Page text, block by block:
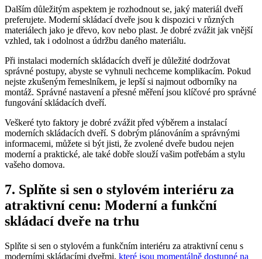
Dalším důležitým aspektem je rozhodnout se, jaký materiál dveří
preferujete. Moderní skládací dveře jsou k dispozici v různých
materiálech jako je dřevo, kov nebo plast. Je dobré zvážit jak vnější
vzhled, tak i odolnost a údržbu daného materiálu.
Při instalaci moderních skládacích dveří je důležité dodržovat
správné postupy, abyste se vyhnuli nechceme komplikacím. Pokud
nejste zkušeným řemeslníkem, je lepší si najmout odborníky na
montáž. Správné nastavení a přesné měření jsou klíčové pro správné
fungování skládacích dveří.
Veškeré tyto faktory je dobré zvážit před výběrem a instalací
moderních skládacích dveří. S dobrým plánováním a správnými
informacemi, můžete si být jisti, že zvolené dveře budou nejen
moderní a praktické, ale také dobře slouží vašim potřebám a stylu
vašeho domova.
7. Splňte si sen o stylovém interiéru za
atraktivní cenu: Moderní a funkční
skládací dveře na trhu
Splňte si sen o stylovém a funkčním interiéru za atraktivní cenu s
moderními skládacími dveřmi, které jsou momentálně dostupné na